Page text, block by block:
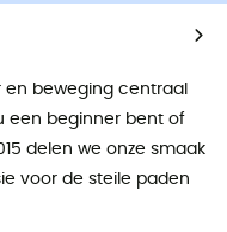
en beweging centraal
een beginner bent of
delen we onze smaak
voor de steile paden